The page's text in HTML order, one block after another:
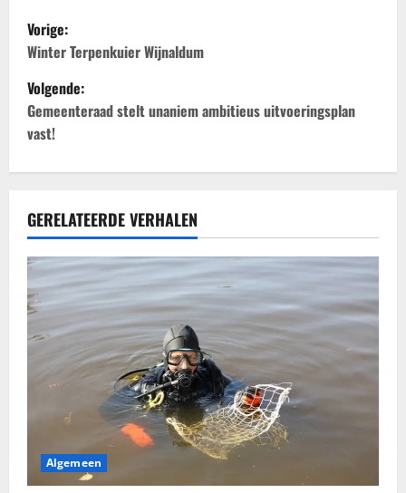
B
e
r
i
c
h
t
n
a
a
Vorige:
Winter Terpenkuier Wijnaldum
Volgende:
Gemeenteraad stelt unaniem ambitieus uitvoeringsplan
vast!
GERELATEERDE VERHALEN
Algemeen